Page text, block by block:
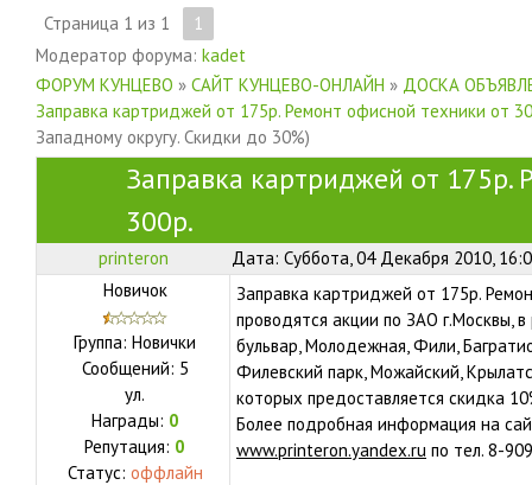
Страница 1 из 1
1
Модератор форума: kadet
ФОРУМ КУНЦЕВО » САЙТ КУНЦЕВО-ОНЛАЙН » ДОСКА
Заправка картриджей от 175р. Ремонт офисной техники от
Западному округу. Скидки до 30%)
Заправка картриджей от 175р.
300р.
printeron
Дата: Суббота, 04 Декабря 2010,
Новичок
Группа: Новички
Сообщений: 5
ул.
Награды: 0
Репутация: 0
Статус: оффлайн
Заправка картриджей от 175р.
проводятся акции по ЗАО г.Москвы,
бульвар, Молодежная, Фили,
Филевский парк, Можайский,
которых предоставляется скидка
Более подробная информация на
www.printeron.yandex.ru по тел. 8-